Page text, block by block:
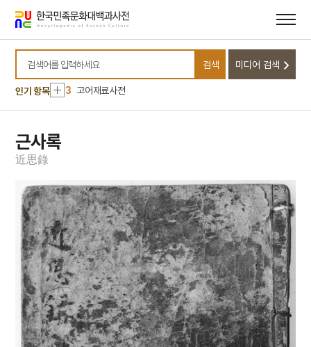
바로가기
바로가기
검색어를 입력하세요
검색 미디어 검색
인기 항목
10 정약용
1 순천 선암사 동종
2 임한주
3 고어재료사전
4 김예몽
8 섞박지
9 세조
10 정약용
1 순천 선암사 동종
2 임한주
3 고어재료사전
4 김예몽
5 남강
근사록
近思錄